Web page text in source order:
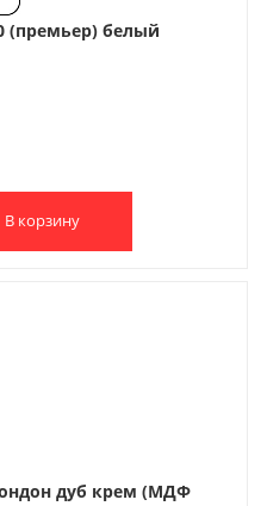
(премьер) белый
В корзину
дуб крем (МДФ